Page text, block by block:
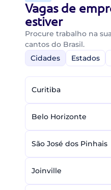
Vagas de
estiver
Procure trabalho na
cantos do Brasil.
Cidades
Estados
Curitiba
Belo Horizonte
São José dos Pinhais
Joinville